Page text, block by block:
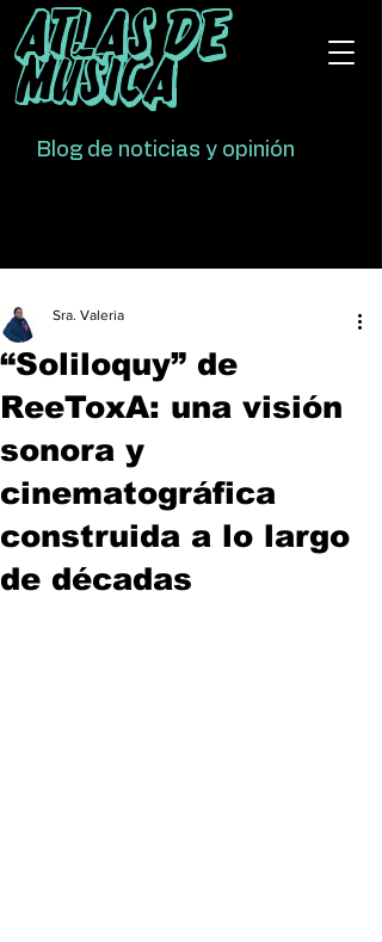
Atlas De
Música
Blog de noticias y opinión
“Soliloquy” de
ReeToxA: una visión
sonora y
cinematográfica
construida a lo largo
de décadas
Sra. Valeria